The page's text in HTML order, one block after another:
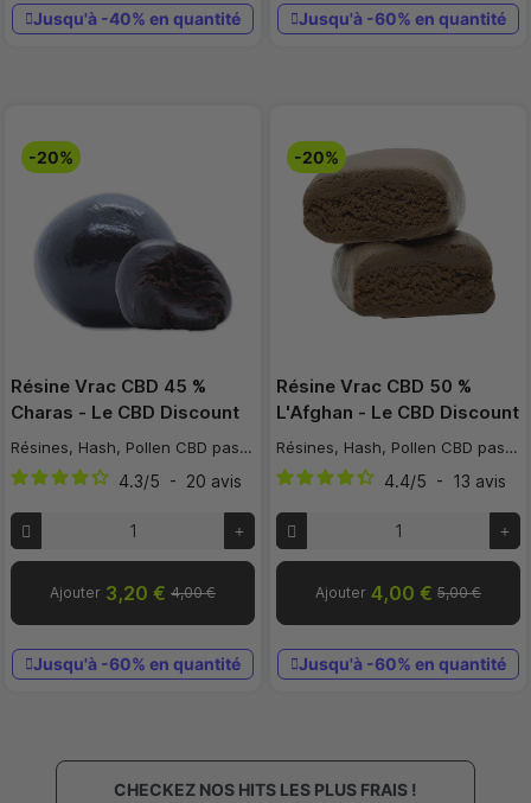
Jusqu'à -40% en quantité Jusqu'à -60% en quantité
-20%
Résine Vrac CBD 45 %
Charas - Le CBD Discount
Résines, Hash, Pollen CBD pas cher
4.3/5 - 20 avis
Ajouter 3,20 € 4,00 €
Jusqu'à -60% en quantité
-20%
Résine Vrac CBD 50 %
L'Afghan - Le CBD Discount
Résines, Hash, Pollen CBD pas cher
4.4/5 - 13 avis
Ajouter 4,00 € 5,00 €
Jusqu'à -60% en quantité
CHECKEZ NOS HITS LES PLUS FRAIS !